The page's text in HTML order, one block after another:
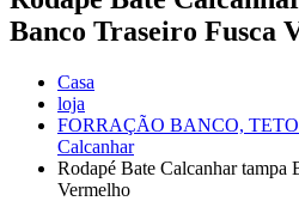
Banco Traseiro Fusca
Casa
loja
FORRAÇÃO BANCO,
Calcanhar
Rodapé Bate Calcanhar tampa
Vermelho